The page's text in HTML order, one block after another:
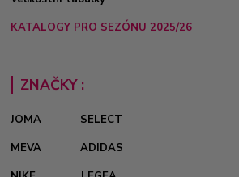
KATALOGY PRO SEZÓNU 2025/26
ZNAČKY :
JOMA
SELECT
MEVA
ADIDAS